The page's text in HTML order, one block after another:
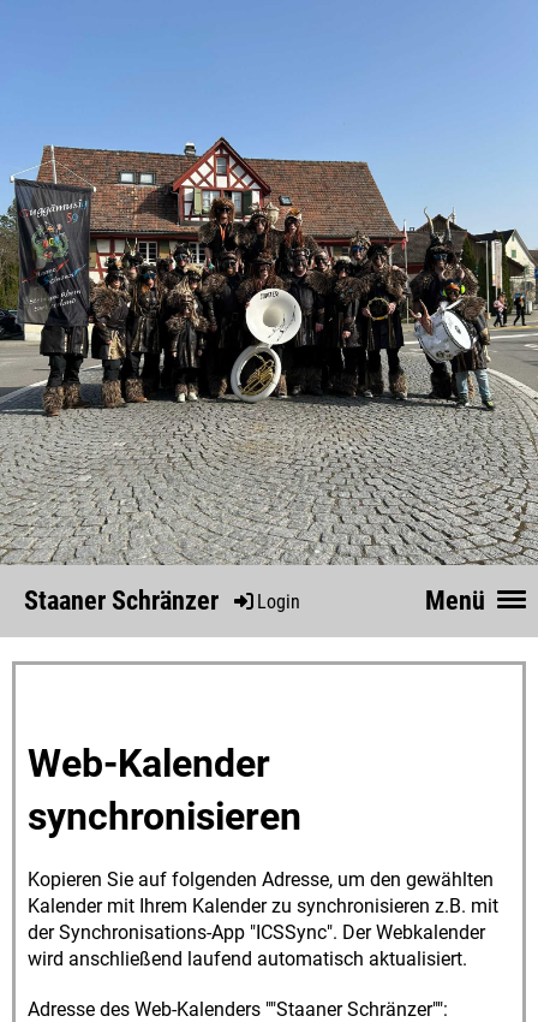
Menü
Login
Staaner Schränzer
Web-Kalender
synchronisieren
Kopieren Sie auf folgenden Adresse, um den gewählten
Kalender mit Ihrem Kalender zu synchronisieren z.B. mit
der Synchronisations-App "ICSSync". Der Webkalender
wird anschließend laufend automatisch aktualisiert.
Adresse des Web-Kalenders ""Staaner Schränzer"":